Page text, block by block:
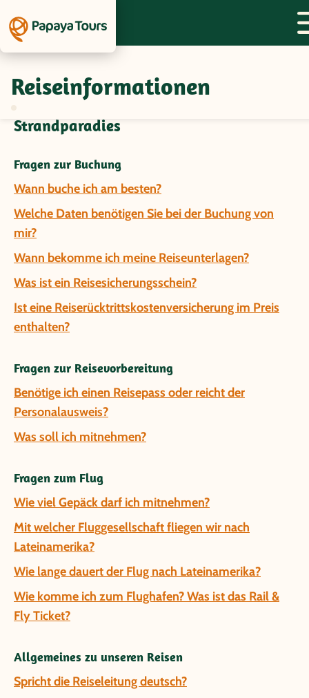
Reiseinformationen
Fragen und Antworten zur Gruppenreise
Strandparadies
Fragen zur Buchung
Wann buche ich am besten?
Welche Daten benötigen Sie bei der Buchung von
mir?
Wann bekomme ich meine Reiseunterlagen?
Was ist ein Reisesicherungsschein?
Ist eine Reiserücktrittskostenversicherung im Preis
enthalten?
Fragen zur Reisevorbereitung
Benötige ich einen Reisepass oder reicht der
Personalausweis?
Was soll ich mitnehmen?
Fragen zum Flug
Wie viel Gepäck darf ich mitnehmen?
Mit welcher Fluggesellschaft fliegen wir nach
Lateinamerika?
Wie lange dauert der Flug nach Lateinamerika?
Wie komme ich zum Flughafen? Was ist das Rail &
Fly Ticket?
Allgemeines zu unseren Reisen
Spricht die Reiseleitung deutsch?